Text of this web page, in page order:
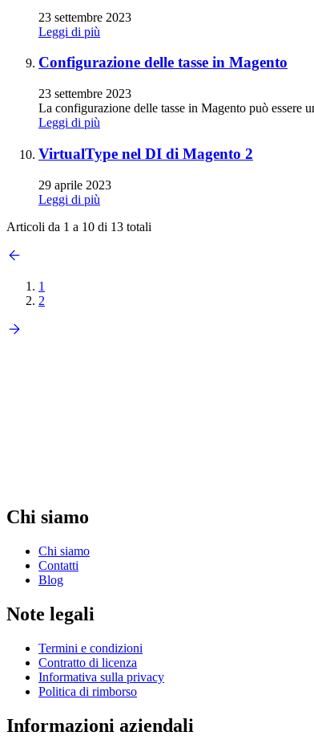
23 settembre 2023
Leggi di più
Configurazione delle tasse in Magento
23 settembre 2023
La configurazione delle tasse in Magento può essere
Leggi di più
VirtualType nel DI di Magento 2
29 aprile 2023
Leggi di più
Articoli da 1 a 10 di 13 totali
1
2
Chi siamo
Chi siamo
Contatti
Blog
Note legali
Termini e condizioni
Contratto di licenza
Informativa sulla privacy
Politica di rimborso
Informazioni aziendali